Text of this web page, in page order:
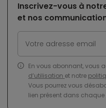
Inscrivez-vous à
et nos
En vous abonnant, vous
d’utilisation et notre
Vous pourrez vous
lien présent dans chaque